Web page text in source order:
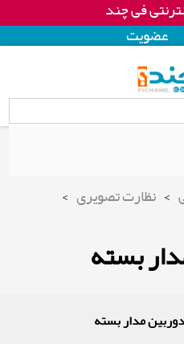
فی چند
عضويت
> نظارت تصویری >
بسته
مدار بسته